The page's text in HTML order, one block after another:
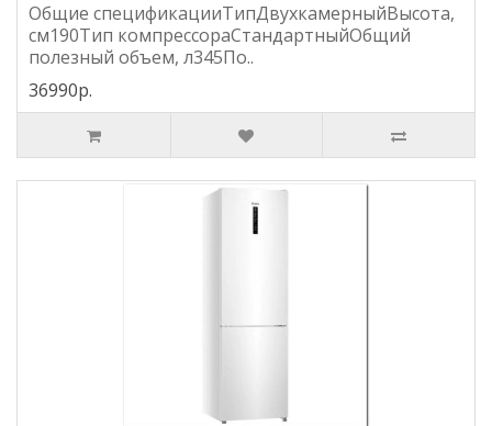
Общие спецификацииТипДвухкамерныйВысота,
см190Тип компрессораСтандартныйОбщий
полезный объем, л345По..
36990р.